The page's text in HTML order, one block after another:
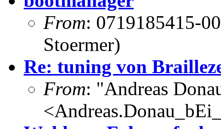
From: 0719185415-
Stoermer)
Re: tuning von
From: "Andreas